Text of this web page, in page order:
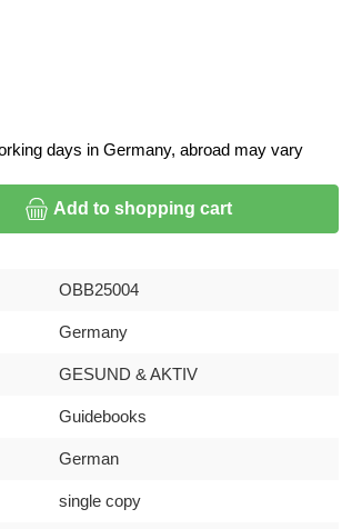
days in Germany, abroad may vary
amount or use the buttons to increase or
Add to shopping cart
OBB25004
Germany
GESUND & AKTIV
Guidebooks
German
single copy